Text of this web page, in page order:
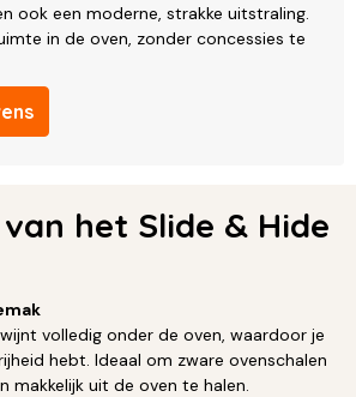
ook een moderne, strakke uitstraling.
in de oven, zonder concessies te
het Slide & Hide
volledig onder de oven, waardoor je
hebt. Ideaal om zware ovenschalen
makkelijk uit de oven te halen.